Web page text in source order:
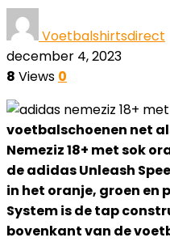
Voetbalshirtsdirect
december 4, 2023
8 Views 0
voetbalschoenen net
Nemeziz 18+ met sok
de adidas Unleash
in het oranje, groen en
System is de tap
bovenkant van de